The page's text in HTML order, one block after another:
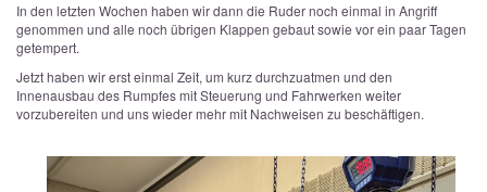
In den letzten Wochen haben wir dann die Ruder noch einmal in Angriff
genommen und alle noch übrigen Klappen gebaut sowie vor ein paar Tagen
getempert.
Jetzt haben wir erst einmal Zeit, um kurz durchzuatmen und den
Innenausbau des Rumpfes mit Steuerung und Fahrwerken weiter
vorzubereiten und uns wieder mehr mit Nachweisen zu beschäftigen.